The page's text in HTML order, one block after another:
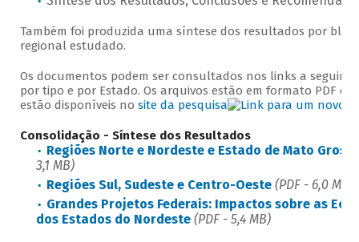
Também foi produzida uma síntese dos resultados por
regional estudado.
Os documentos podem ser consultados nos links a seguir,
por tipo e por Estado. Os arquivos estão em formato PDF e
estão disponíveis no site da pesquisa
Consolidação - Síntese dos Resultados
Regiões Norte e Nordeste e Estado de Mato
3,1 MB)
Regiões Sul, Sudeste e Centro-Oeste (PDF - 6,0 MB)
Grandes Projetos Federais: Impactos sobre as
dos Estados do Nordeste (PDF - 5,4 MB)